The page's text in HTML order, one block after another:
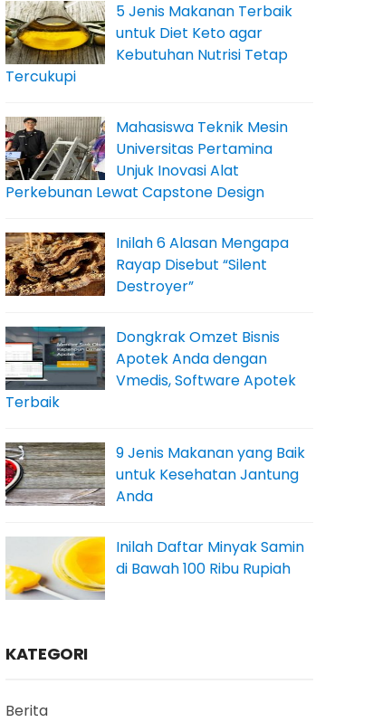
5 Jenis Makanan Terbaik
untuk Diet Keto agar
Kebutuhan Nutrisi Tetap
Tercukupi
Mahasiswa Teknik Mesin
Universitas Pertamina
Unjuk Inovasi Alat
Perkebunan Lewat Capstone Design
Inilah 6 Alasan Mengapa
Rayap Disebut “Silent
Destroyer”
Dongkrak Omzet Bisnis
Apotek Anda dengan
Vmedis, Software Apotek
Terbaik
9 Jenis Makanan yang Baik
untuk Kesehatan Jantung
Anda
Inilah Daftar Minyak Samin
di Bawah 100 Ribu Rupiah
KATEGORI
Berita